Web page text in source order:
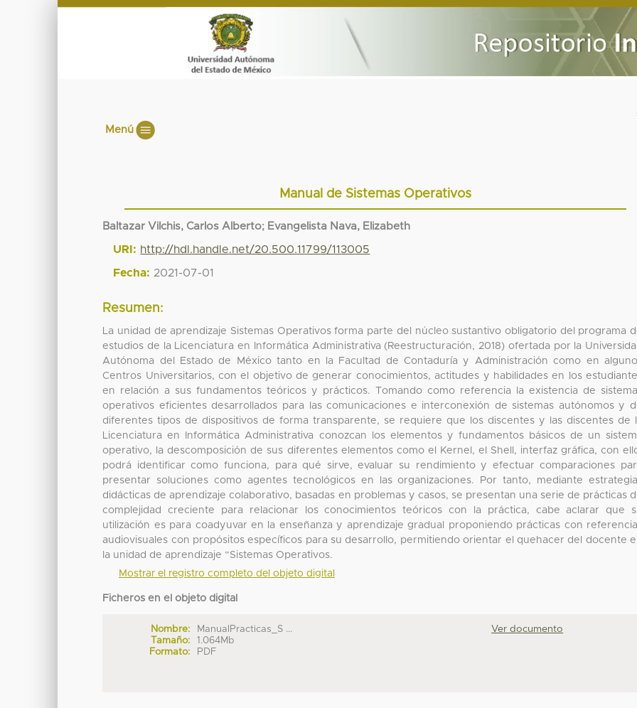
Menú
Manual de Sistemas Operativos
Baltazar Vilchis, Carlos Alberto; Evangelista Nava, Elizabeth
URI: http://hdl.handle.net/20.500.11799/113005
Fecha: 2021-07-01
Resumen:
La unidad de aprendizaje Sistemas Operativos forma parte del núcleo sustantivo obligatorio del programa
estudios de la Licenciatura en Informática Administrativa (Reestructuración, 2018) ofertada por la
Autónoma del Estado de México tanto en la Facultad de Contaduría y Administración como en
Centros Universitarios, con el objetivo de generar conocimientos, actitudes y habilidades en los
en relación a sus fundamentos teóricos y prácticos. Tomando como referencia la existencia de
operativos eficientes desarrollados para las comunicaciones e interconexión de sistemas autónomos y
diferentes tipos de dispositivos de forma transparente, se requiere que los discentes y las discentes de
Licenciatura en Informática Administrativa conozcan los elementos y fundamentos básicos de un
operativo, la descomposición de sus diferentes elementos como el Kernel, el Shell, interfaz gráfica, con
podrá identificar como funciona, para qué sirve, evaluar su rendimiento y efectuar comparaciones
presentar soluciones como agentes tecnológicos en las organizaciones. Por tanto, mediante
didácticas de aprendizaje colaborativo, basadas en problemas y casos, se presentan una serie de prácticas
complejidad creciente para relacionar los conocimientos teóricos con la práctica, cabe aclarar que
utilización es para coadyuvar en la enseñanza y aprendizaje gradual proponiendo prácticas con
audiovisuales con propósitos específicos para su desarrollo, permitiendo orientar el quehacer del docente
la unidad de aprendizaje “Sistemas Operativos.
Mostrar el registro completo del objeto digital
Ficheros en el objeto digital
Nombre:
ManualPracticas_S ...
Tamaño:
1.064Mb
Formato:
PDF
Ver documento